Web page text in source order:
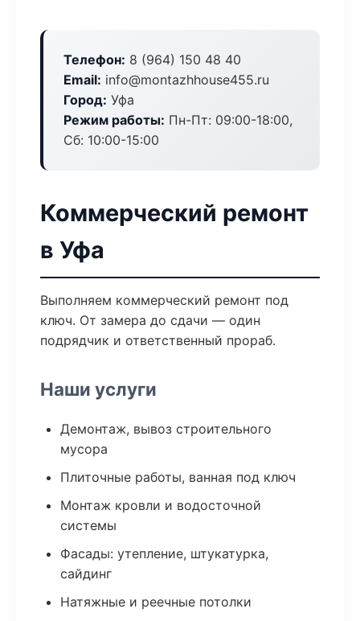
Телефон: 8 (964) 150 48 40
Email: info@montazhhouse455.ru
Город: Уфа
Режим работы: Пн-Пт: 09:00-18:00,
Сб: 10:00-15:00
Коммерческий ремонт
в Уфа
Выполняем коммерческий ремонт под
ключ. От замера до сдачи — один
подрядчик и ответственный прораб.
Наши услуги
Демонтаж, вывоз строительного
мусора
Плиточные работы, ванная под ключ
Монтаж кровли и водосточной
системы
Фасады: утепление, штукатурка,
сайдинг
Натяжные и реечные потолки